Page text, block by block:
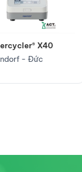
X40
- Đức